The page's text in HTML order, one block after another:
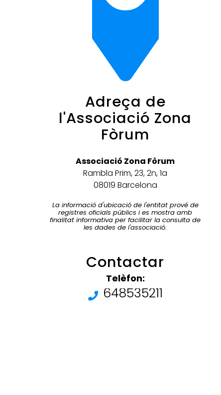
Adreça de
l'Associació Zona
Fòrum
Associació Zona Fòrum
Rambla Prim, 23, 2n, 1a
08019 Barcelona
La informació d'ubicació de l'entitat prové de
registres oficials públics i es mostra amb
finalitat informativa per facilitar la consulta de
les dades de l'associació.
Contactar
Telèfon:
648535211